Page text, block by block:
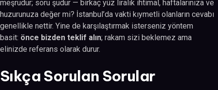
meşrudur; soru şudur — birkaç yüz liralık ihtimal, haftalarınıza ve
huzurunuza değer mi? İstanbul’da vakti kıymetli olanların cevabı
genellikle nettir. Yine de karşılaştırmak isterseniz yöntem
basit: önce bizden teklif alın; rakam sizi beklemez ama
elinizde referans olarak durur.
Sıkça Sorulan Sorular